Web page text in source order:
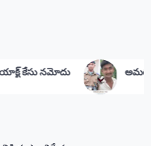
అమర జవాన్‌కు సీఎం జగన్ నివాళి